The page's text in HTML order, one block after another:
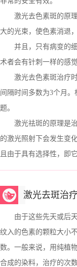
激光去色素斑的原理
大的光束，使色素消退
并且，只有病变的细
术者会有针刺一样的感
激光去色素斑治疗时
间隔时间多数为3个月
题。
激光祛斑的原理是治
的激光照射下会发生变
且由于具有选择性，即
激光去斑治
由于这些先天或后天
纹入的色素的颗粒大小
数。一般来说，用纯植
合成的染料，治疗的次